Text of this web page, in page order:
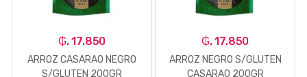
₲. 17.850
ARROZ CASARAO NEGRO
S/GLUTEN 200GR
₲. 17.850
ARROZ NEGRO S/GLUTEN
CASARAO 200GR